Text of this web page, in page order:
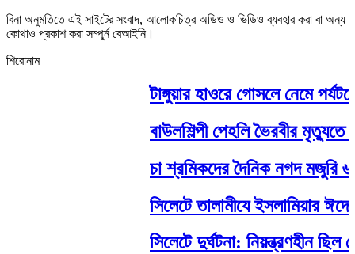
বিনা অনুমতিতে এই সাইটের সংবাদ, আলোকচিত্র অডিও ও ভিডিও ব্যবহার করা বা অন্য
কোথাও প্রকাশ করা সম্পুর্ন বেআইনি।
শিরোনাম
টাঙ্গুয়ার হাওরে গোসলে নেমে
বাউলশিল্পী পেহলি ভৈরবীর
চা শ্রমিকদের দৈনিক নগদ মজুরি
সিলেটে তালামীযে ইসলামিয়ার
সিলেটে দুর্ঘটনা: নিয়ন্ত্রণহীন ছিল